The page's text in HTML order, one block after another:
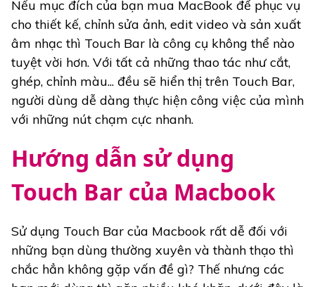
Nếu mục đích của bạn mua MacBook để phục vụ
cho thiết kế, chỉnh sửa ảnh, edit video và sản xuất
âm nhạc thì Touch Bar là công cụ không thể nào
tuyệt vời hơn. Với tất cả những thao tác như cắt,
ghép, chỉnh màu... đều sẽ hiển thị trên Touch Bar,
người dùng dễ dàng thực hiện công việc của mình
với những nút chạm cực nhanh.
Hướng dẫn sử dụng
Touch Bar của Macbook
Sử dụng Touch Bar của Macbook rất dễ đối với
những bạn dùng thường xuyên và thành thạo thì
chắc hẳn không gặp vấn đề gì? Thế nhưng các